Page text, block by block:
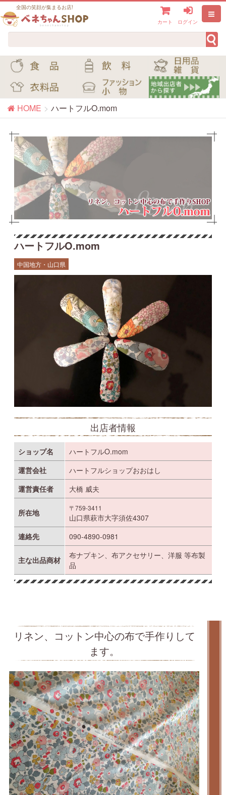
全国の笑顔が集まるお店!
カート ログイン
HOME ハートフルO.mom
ハートフルO.mom
中国地方・山口県
出店者情報
ショップ名
ハートフルO.mom
運営会社
ハートフルショップおおはし
運営責任者
大橋 威夫
所在地 〒759-3411
山口県萩市大字須佐4307
連絡先
090-4890-0981
主な出品商材
布ナプキン、布アクセサリー、洋服 等布製
品
リネン、コットン中心の布で手作りして
ます。